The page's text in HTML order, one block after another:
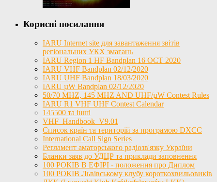
Корисні посилання
IARU Internet site для завантаження звітів
регіональних УКХ змагань
IARU Region 1 HF Bandplan 16 OCT 2020
IARU VHF Bandplan 02/12/2020
IARU UHF Bandplan 18/03/2020
IARU µW Bandplan 02/12/2020
50/70 MHZ, 145 MHZ AND UHF/µW Contest Rules
IARU R1 VHF UHF Contest Calendar
145500 та інші
VHF_Handbook_V9.01
Список країн та територій за програмою DXCC
International Call Sign Series
Регламент аматорського радіозв'язку України
Бланки заяв до УДЦР та приклади заповнення
100 РОКІВ В ЕФІРІ - положення про Диплом
100 РОКІВ Львівському клубу короткохвильовиків